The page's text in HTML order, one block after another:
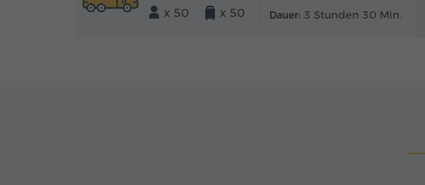
x 50
x 50 Dauer: 3 Stunden 30 Min.